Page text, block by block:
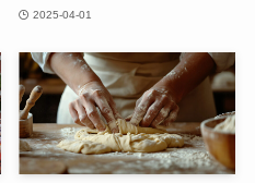
2025-04-01